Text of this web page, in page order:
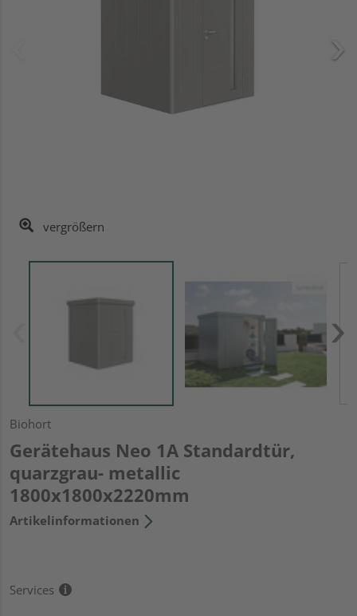
vergrößern
Biohort
Gerätehaus Neo 1A Standardtür,
quarzgrau- metallic
1800x1800x2220mm
Artikelinformationen
Services